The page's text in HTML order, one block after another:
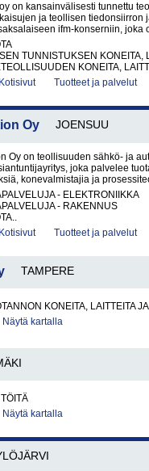
on kansainvälisesti tunnettu
ja teollisen tiedonsiirron
ifm-konserniin, joka
TUNNISTUKSEN KONEITA,
KONEITA,
Kotisivut Tuotteet ja palvelut
Oy JOENSUU
Oy on teollisuuden sähkö- ja
joka palvelee
konevalmistajia ja
- ELEKTRONIIKKA
- RAKENNUS
Kotisivut Tuotteet ja palvelut
TAMPERE
KONEITA, LAITTEITA
Näytä kartalla
Näytä kartalla